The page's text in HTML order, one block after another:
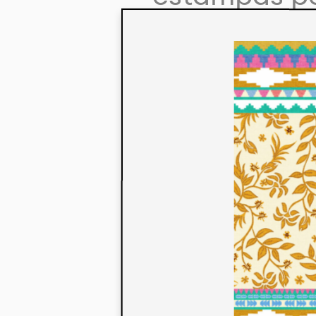
aos seus
linha de
mercados.
acabados
digital.